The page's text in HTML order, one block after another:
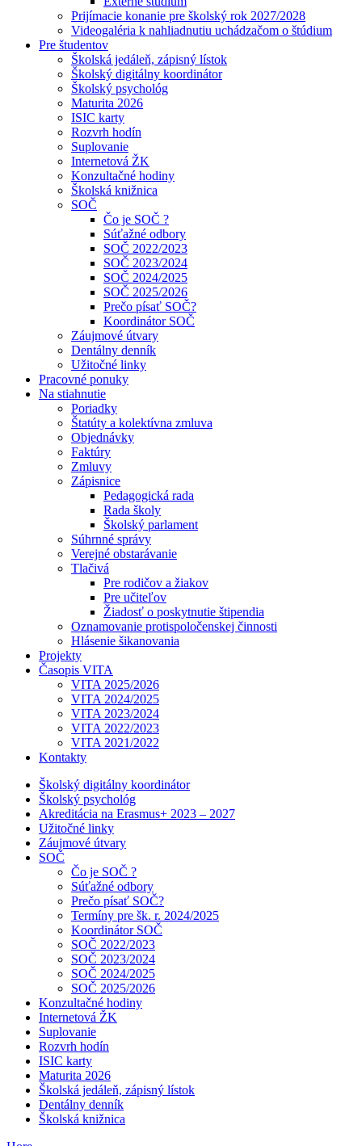
Prijímacie konanie pre školský rok 2027/2028
Videogaléria k nahliadnutiu uchádzačom o štúdium
Pre študentov
Školská jedáleň, zápisný lístok
Školský digitálny koordinátor
Školský psychológ
Maturita 2026
ISIC karty
Rozvrh hodín
Suplovanie
Internetová ŽK
Konzultačné hodiny
Školská knižnica
SOČ
Čo je SOČ ?
Súťažné odbory
SOČ 2022/2023
SOČ 2023/2024
SOČ 2024/2025
SOČ 2025/2026
Prečo písať SOČ?
Koordinátor SOČ
Záujmové útvary
Dentálny denník
Užitočné linky
Pracovné ponuky
Na stiahnutie
Poriadky
Štatúty a kolektívna zmluva
Objednávky
Faktúry
Zmluvy
Zápisnice
Pedagogická rada
Rada školy
Školský parlament
Súhrnné správy
Verejné obstarávanie
Tlačivá
Pre rodičov a žiakov
Pre učiteľov
Žiadosť o poskytnutie štipendia
Oznamovanie protispoločenskej činnosti
Hlásenie šikanovania
Projekty
Časopis VITA
VITA 2025/2026
VITA 2024/2025
VITA 2023/2024
VITA 2022/2023
VITA 2021/2022
Kontakty
Školský digitálny koordinátor
Školský psychológ
Akreditácia na Erasmus+ 2023 – 2027
Užitočné linky
Záujmové útvary
SOČ
Čo je SOČ ?
Súťažné odbory
Prečo písať SOČ?
Termíny pre šk. r. 2024/2025
Koordinátor SOČ
SOČ 2022/2023
SOČ 2023/2024
SOČ 2024/2025
SOČ 2025/2026
Konzultačné hodiny
Internetová ŽK
Suplovanie
Rozvrh hodín
ISIC karty
Maturita 2026
Školská jedáleň, zápisný lístok
Dentálny denník
Školská knižnica